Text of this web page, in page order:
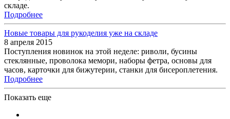
складе.
Подробнее
Новые товары для рукоделия уже на складе
8 апреля 2015
Поступления новинок на этой неделе: риволи, бусины
стеклянные, проволока мемори, наборы фетра, основы для
часов, карточки для бижутерии, станки для бисероплетения.
Подробнее
Показать еще